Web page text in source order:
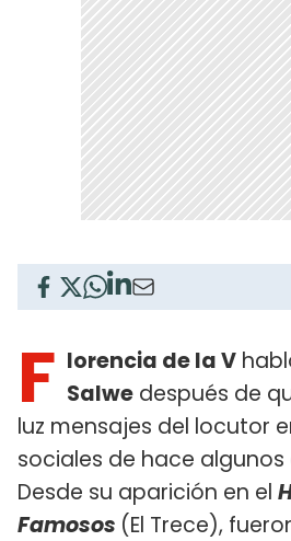
F lorencia de la V
Salwe después de
luz mensajes del locutor
sociales de hace
Desde su aparición en el
Famosos (El Trece),